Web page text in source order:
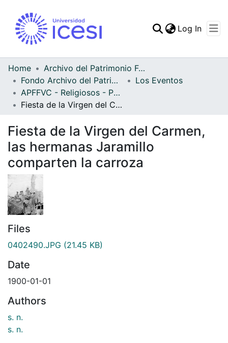
Statistics
Log In
Home
Archivo del Patrimonio Fotográfico y Fílmico del Valle del Cauca
Fondo Archivo del Patrimonio Fotográfico y Fílmico del Valle del Cauca
Los Eventos
APFFVC - Religiosos - Patrimonial
Fiesta de la Virgen del Carmen, las hermanas Jaramillo comparten la carroza
Fiesta de la Virgen del Carmen,
las hermanas Jaramillo
comparten la carroza
Files
0402490.JPG (21.45 KB)
Date
1900-01-01
Authors
s. n.
s. n.